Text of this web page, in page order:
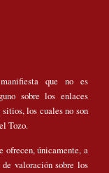
que no es
sobre los enlaces
los cuales no son
Tozo.
ofrecen, únicamente, a
valoración sobre los